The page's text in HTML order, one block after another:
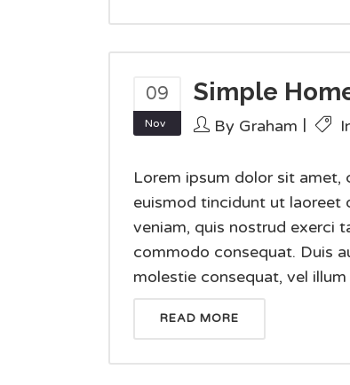
09
Nov
Simple
By Graham
Lorem ipsum dolor sit amet,
euismod tincidunt ut laoreet
veniam, quis nostrud exerci
commodo consequat. Duis
molestie consequat, vel
READ MORE